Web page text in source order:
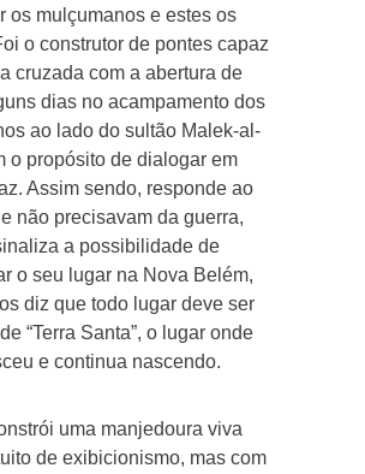
os mulçumanos e estes os
o construtor de pontes capaz
cruzada com a abertura de
dias no acampamento dos
ao lado do sultão Malek-al-
o propósito de dialogar em
Assim sendo, responde ao
não precisavam da guerra,
a possibilidade de
o seu lugar na Nova Belém,
diz que todo lugar deve ser
“Terra Santa”, o lugar onde
e continua nascendo.
uma manjedoura viva
de exibicionismo, mas com